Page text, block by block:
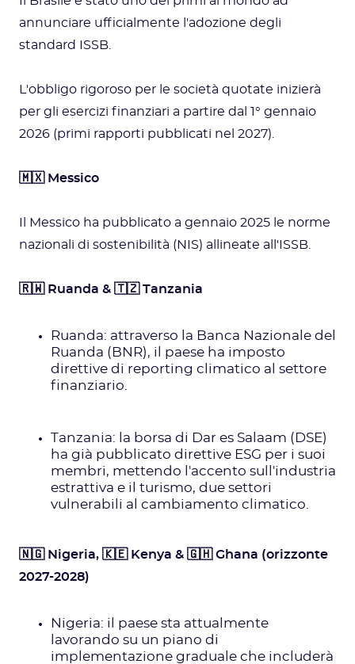
annunciare ufficialmente l'adozione degli
standard ISSB.
L'obbligo rigoroso per le società quotate inizierà
per gli esercizi finanziari a partire dal 1° gennaio
2026 (primi rapporti pubblicati nel 2027).
🇲🇽 Messico
Il Messico ha pubblicato a gennaio 2025 le norme
nazionali di sostenibilità (NIS) allineate all'ISSB.
🇷🇼 Ruanda & 🇹🇿 Tanzania
Ruanda: attraverso la Banca Nazionale del
Ruanda (BNR), il paese ha imposto
direttive di reporting climatico al settore
finanziario.
Tanzania: la borsa di Dar es Salaam (DSE)
ha già pubblicato direttive ESG per i suoi
membri, mettendo l'accento sull'industria
estrattiva e il turismo, due settori
vulnerabili al cambiamento climatico.
🇳🇬 Nigeria, 🇰🇪 Kenya & 🇬🇭 Ghana (orizzonte
2027-2028)
Nigeria: il paese sta attualmente
lavorando su un piano di
implementazione graduale che includerà